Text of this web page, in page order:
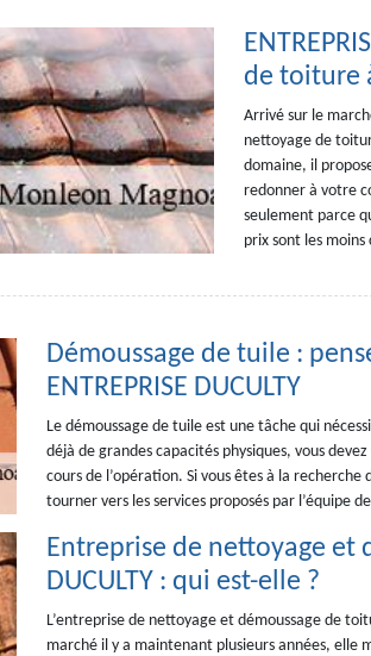
de toiture
Arrivé sur le
nettoyage de
domaine, il
redonner à votre
seulement parce
prix sont les
Démoussage de tuile :
ENTREPRISE DUCULTY
Le démoussage de tuile est une tâche qui
déjà de grandes capacités physiques, vous
cours de l’opération. Si vous êtes à la recherche
tourner vers les services proposés par l’équipe
Entreprise de nettoyage et
DUCULTY : qui est-elle ?
L’entreprise de nettoyage et démoussage de
marché il y a maintenant plusieurs années, elle